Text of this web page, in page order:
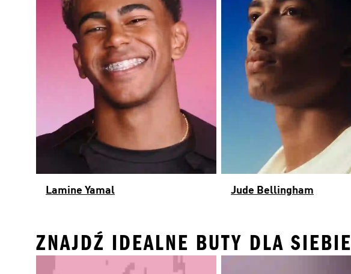
Lamine Yamal Jude Bellingham
ZNAJDŹ IDEALNE BUTY DLA SIEBIE